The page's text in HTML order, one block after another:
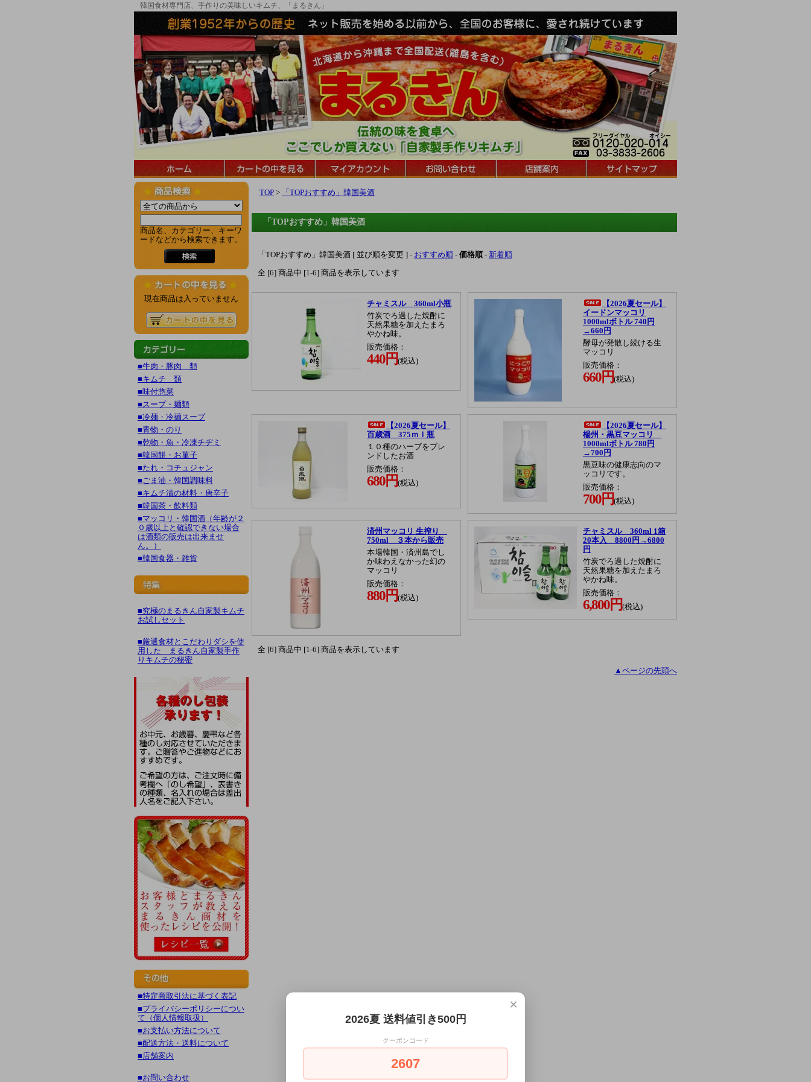
韓国食材専門店、手作りの美味しいキムチ、「まるきん」
TOP > 「TOPおすすめ」韓国美酒
「TOPおすすめ」韓国美酒
「TOPおすすめ」韓国美酒 [ 並び順を変更 ] - おすすめ順 - 価格順 - 新着順
全 [6] 商品中 [1-6] 商品を表示しています
チャミスル 360ml小瓶
竹炭でろ過した焼酎に
天然果糖を加えたまろ
やかね味。
販売価格：
440円(税込)
【2026夏セール】
イードンマッコリ
1000mlボトル 740円
→660円
酵母が発散し続ける生
マッコリ
販売価格：
660円(税込)
【2026夏セール】
百歳酒 375ｍｌ瓶
１０種のハーブをブレ
ンドしたお酒
販売価格：
680円(税込)
【2026夏セール】
楊州・黒豆マッコリ
1000mlボトル 780円
→700円
黒豆味の健康志向のマ
ッコリです。
販売価格：
700円(税込)
済州マッコリ 生搾り
750ml ３本から販売
本場韓国・済州島でし
か味わえなかった幻の
マッコリ
販売価格：
880円(税込)
チャミスル 360ml 1箱
20本入 8800円→6800
円
竹炭でろ過した焼酎に
天然果糖を加えたまろ
やかね味。
販売価格：
6,800円(税込)
全 [6] 商品中 [1-6] 商品を表示しています
▲ページの先頭へ
商品名、カテゴリー、キーワ
ードなどから検索できます。
現在商品は入っていません
■牛肉・豚肉 類
■キムチ 類
■味付惣菜
■スープ・麺類
■冷麺・冷麺スープ
■青物・のり
■乾物・魚・冷凍チヂミ
■韓国餅・お菓子
■たれ・コチュジャン
■ごま油・韓国調味料
■キムチ漬の材料・唐辛子
■韓国茶・飲料類
■マッコリ・韓国酒（年齢が２
０歳以上と確認できない場合
は酒類の販売は出来ませ
ん。）
■韓国食器・雑貨
■究極のまるきん自家製キムチ
お試しセット
■厳選食材とこだわりダシを使
用した まるきん自家製手作
りキムチの秘密
■特定商取引法に基づく表記
■プライバシーポリシーについ
て（個人情報取扱）
■お支払い方法について
■配送方法・送料について
■店舗案内
■お問い合わせ
×
2026夏 送料値引き500円
クーポンコード
2607